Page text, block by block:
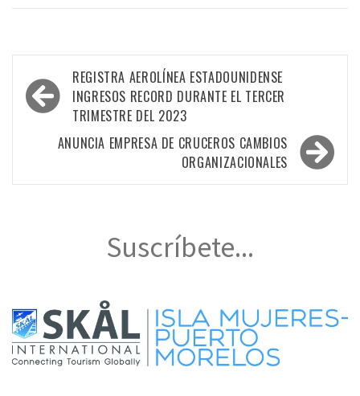
Navegación
de
entradas
REGISTRA AEROLÍNEA ESTADOUNIDENSE
INGRESOS RECORD DURANTE EL TERCER
TRIMESTRE DEL 2023
ANUNCIA EMPRESA DE CRUCEROS CAMBIOS
ORGANIZACIONALES
Suscríbete...